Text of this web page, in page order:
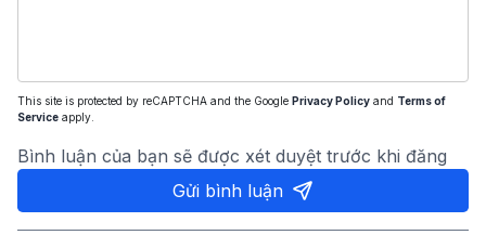
This site is protected by reCAPTCHA and the Google Privacy Policy and Terms of
Service apply.
Bình luận của bạn sẽ được xét duyệt trước khi đăng
Gửi bình luận